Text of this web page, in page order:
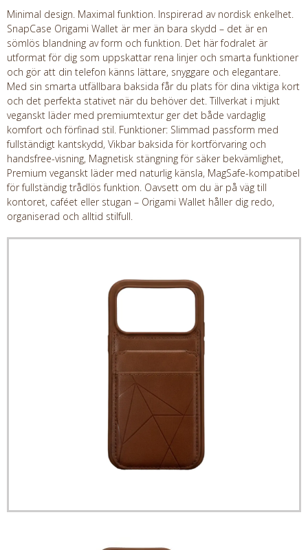
Minimal design. Maximal funktion. Inspirerad av nordisk enkelhet.
SnapCase Origami Wallet är mer än bara skydd – det är en
sömlös blandning av form och funktion. Det här fodralet är
utformat för dig som uppskattar rena linjer och smarta funktioner
och gör att din telefon känns lättare, snyggare och elegantare.
Med sin smarta utfällbara baksida får du plats för dina viktiga kort
och det perfekta stativet när du behöver det. Tillverkat i mjukt
veganskt läder med premiumtextur ger det både vardaglig
komfort och förfinad stil. Funktioner: Slimmad passform med
fullständigt kantskydd, Vikbar baksida för kortförvaring och
handsfree-visning, Magnetisk stängning för säker bekvämlighet,
Premium veganskt läder med naturlig känsla, MagSafe-kompatibel
för fullständig trådlös funktion. Oavsett om du är på väg till
kontoret, caféet eller stugan – Origami Wallet håller dig redo,
organiserad och alltid stilfull.